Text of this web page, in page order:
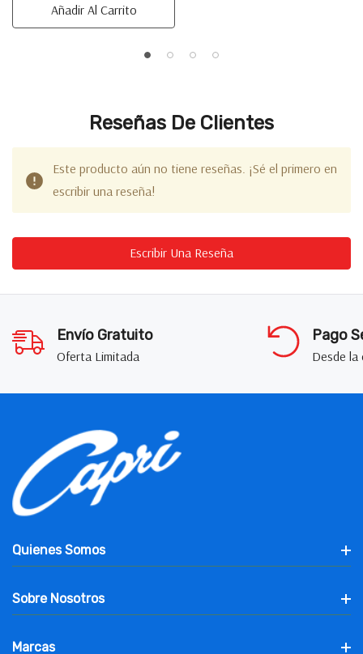
Añadir Al Carrito
Reseñas De Clientes
Este producto aún no tiene reseñas. ¡Sé el primero en
escribir una reseña!
Escribir Una Reseña
Envío Gratuito
Oferta Limitada
Pago
Desde la
Quienes Somos
Sobre Nosotros
Marcas